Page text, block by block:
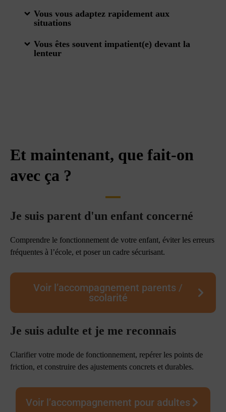
Vous vous adaptez rapidement aux
situations
Vous êtes souvent impatient(e) devant la
lenteur
Et maintenant, que fait-on
avec ça ?
Je suis parent d'un enfant concerné
Comprendre le fonctionnement de votre enfant, éviter les erreurs
fréquentes à l’école, et poser un cadre sécurisant.
Voir l’accompagnement parents /
scolarité
Je suis adulte et je me reconnais
Clarifier votre mode de fonctionnement, repérer les points de
friction, et construire des ajustements concrets et durables.
Voir l’accompagnement pour adultes